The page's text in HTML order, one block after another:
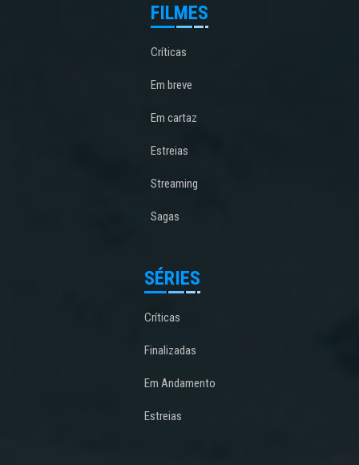
FILMES
Críticas
Em breve
Em cartaz
Estreias
Streaming
Sagas
SÉRIES
Críticas
Finalizadas
Em Andamento
Estreias